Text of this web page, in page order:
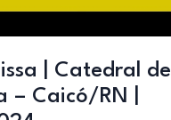
| Catedral de
– Caicó/RN |